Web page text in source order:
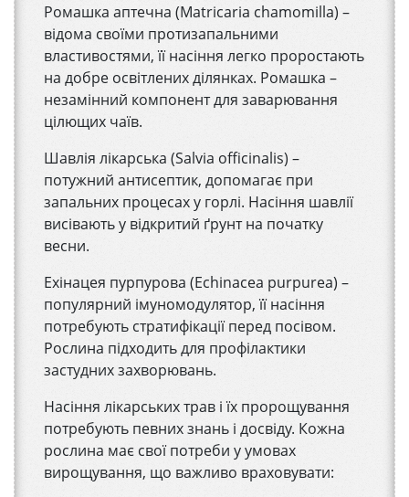
Ромашка аптечна (Matricaria chamomilla) –
відома своїми протизапальними
властивостями, її насіння легко проростають
на добре освітлених ділянках. Ромашка –
незамінний компонент для заварювання
цілющих чаїв.
Шавлія лікарська (Salvia officinalis) –
потужний антисептик, допомагає при
запальних процесах у горлі. Насіння шавлії
висівають у відкритий ґрунт на початку
весни.
Ехінацея пурпурова (Echinacea purpurea) –
популярний імуномодулятор, її насіння
потребують стратифікації перед посівом.
Рослина підходить для профілактики
застудних захворювань.
Насіння лікарських трав і їх пророщування
потребують певних знань і досвіду. Кожна
рослина має свої потреби у умовах
вирощування, що важливо враховувати: